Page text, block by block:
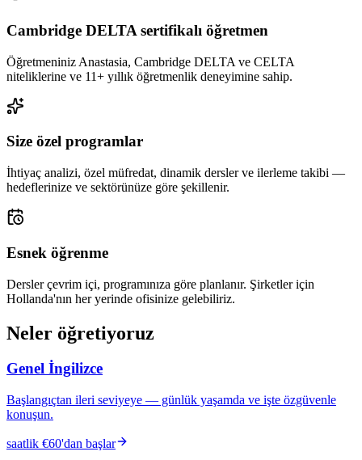
Cambridge DELTA sertifikalı öğretmen
Öğretmeniniz Anastasia, Cambridge DELTA ve CELTA
niteliklerine ve 11+ yıllık öğretmenlik deneyimine sahip.
Size özel programlar
İhtiyaç analizi, özel müfredat, dinamik dersler ve ilerleme takibi —
hedeflerinize ve sektörünüze göre şekillenir.
Esnek öğrenme
Dersler çevrim içi, programınıza göre planlanır. Şirketler için
Hollanda'nın her yerinde ofisinize gelebiliriz.
Neler öğretiyoruz
Genel İngilizce
Başlangıçtan ileri seviyeye — günlük yaşamda ve işte özgüvenle
konuşun.
saatlik €60'dan başlar